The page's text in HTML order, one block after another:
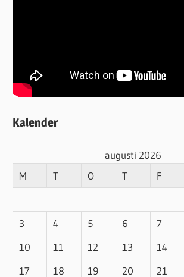
Kalender
augusti 2026
M
T O T F
3
4 5 6 7
10
11 12 13 14
17
18 19 20 21